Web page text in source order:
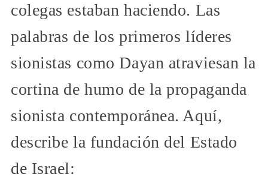
colegas estaban haciendo. Las
palabras de los primeros líderes
sionistas como Dayan atraviesan la
cortina de humo de la propaganda
sionista contemporánea. Aquí,
describe la fundación del Estado
de Israel: